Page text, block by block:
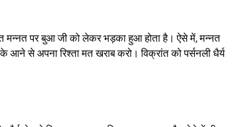
मन्नत पर बुआ जी को लेकर भड़का हुआ होता है। ऐसे में, मन्नत
आने से अपना रिश्ता मत खराब करो। विक्रांत को पर्सनली धैर्य